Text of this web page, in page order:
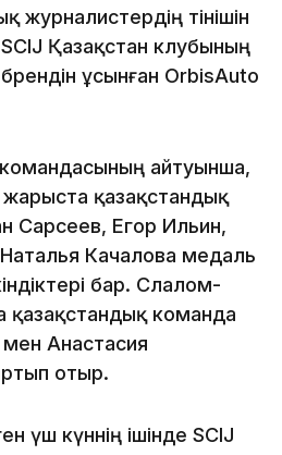
журналистердің өтінішін
Қазақстан клубының
ұсынған OrbisAuto
айтуынша,
қазақстандық
Сарсеев, Егор Ильин,
Качалова медаль
бар. Слалом-
қазақстандық команда
Анастасия
отыр.
үш күннің ішінде SCIJ